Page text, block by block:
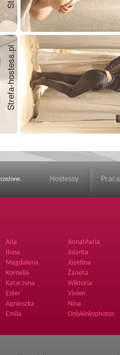
Hostessy Praca
Ańa
AnnaMaria
Ilona
Jolanta
Magdalena
Józefina
Kornelia
Żaneta
Katarzyna
Wiktoria
Ester
Vivien
Agnieszka
Nina
Emila Onlykinkyphotos